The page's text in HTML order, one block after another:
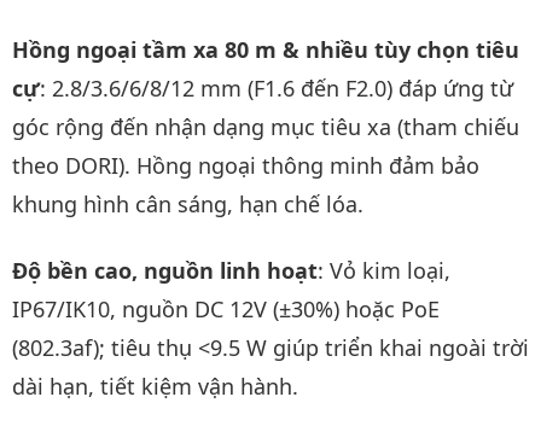
Hồng ngoại tầm xa 80 m & nhiều tùy chọn tiêu
cự: 2.8/3.6/6/8/12 mm (F1.6 đến F2.0) đáp ứng từ
góc rộng đến nhận dạng mục tiêu xa (tham chiếu
theo DORI). Hồng ngoại thông minh đảm bảo
khung hình cân sáng, hạn chế lóa.
Độ bền cao, nguồn linh hoạt: Vỏ kim loại,
IP67/IK10, nguồn DC 12V (±30%) hoặc PoE
(802.3af); tiêu thụ <9.5 W giúp triển khai ngoài trời
dài hạn, tiết kiệm vận hành.